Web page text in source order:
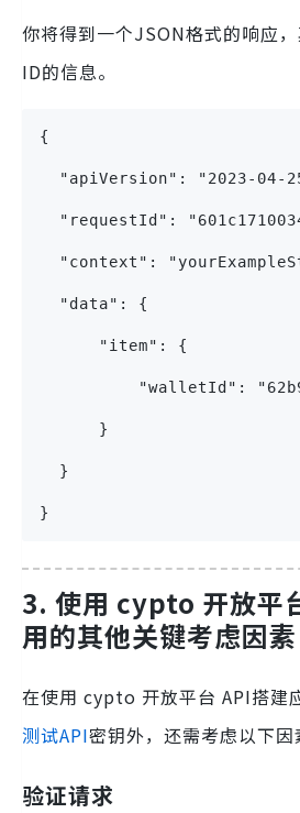
你将得到一个JSON格式的响应
ID的信息。
{
"apiVersion": "2023-04-
"requestId":
"context":
"data": {
"item": {
"walletId":
}
}
}
3. 使用 cypto 开放平
用的其他关键考虑因素
在使用 cypto 开放平台 API搭建
测试API密钥外，还需考虑以下因
验证请求